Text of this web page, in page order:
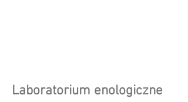
Laboratorium enologiczne